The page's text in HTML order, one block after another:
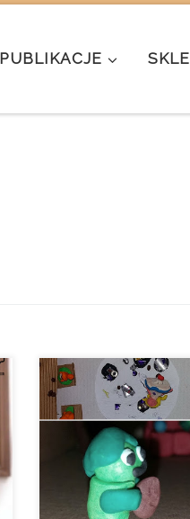
PUBLIKACJE
Internet to
inspiracji. Dzięki
nabiera całkiem
Sześciennego 🙂